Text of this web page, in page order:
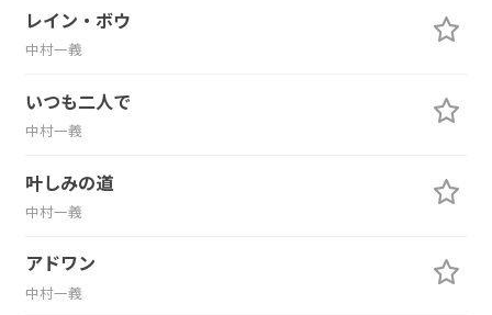
レイン・ボウ
中村一義
いつも二人で
中村一義
叶しみの道
中村一義
アドワン
中村一義